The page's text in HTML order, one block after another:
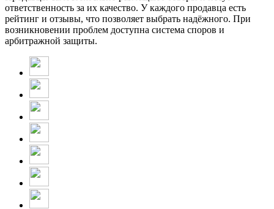
ответственность за их качество. У каждого продавца есть
рейтинг и отзывы, что позволяет выбрать надёжного. При
возникновении проблем доступна система споров и
арбитражной защиты.